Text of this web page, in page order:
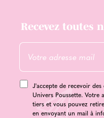
Recevez toutes
J'accepte de recevoir
Univers Poussette. Votre
tiers et vous pouvez
en envoyant un mail à